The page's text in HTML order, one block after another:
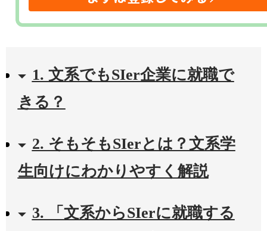
1. 文系でもSIer企業に就職で
きる？
2. そもそもSIerとは？文系学
生向けにわかりやすく解説
3. 「文系からSIerに就職する